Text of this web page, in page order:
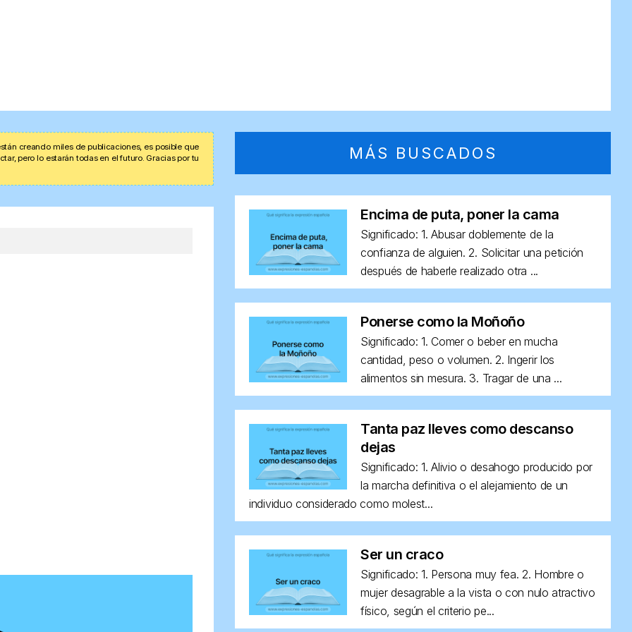
creando miles de publicaciones, es posible que
pero lo estarán todas en el futuro. Gracias por tu
MÁS BUSCADOS
Encima de puta, poner la cama
Significado: 1. Abusar doblemente de la
confianza de alguien. 2. Solicitar una petición
después de haberle realizado otra ...
Ponerse como la Moñoño
Significado: 1. Comer o beber en mucha
cantidad, peso o volumen. 2. Ingerir los
alimentos sin mesura. 3. Tragar de una ...
Tanta paz lleves como descanso
dejas
Significado: 1. Alivio o desahogo producido por
la marcha definitiva o el alejamiento de un
individuo considerado como molest...
Ser un craco
Significado: 1. Persona muy fea. 2. Hombre o
mujer desagrable a la vista o con nulo atractivo
físico, según el criterio pe...